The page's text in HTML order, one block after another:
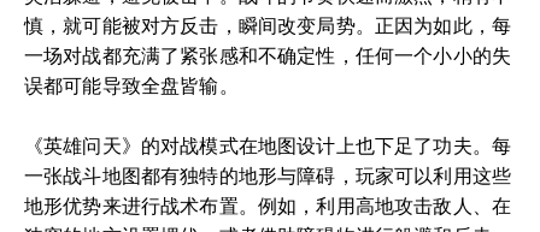
慎，就可能被对方反击，瞬间改变局势。正因为如此，每
一场对战都充满了紧张感和不确定性，任何一个小小的失
误都可能导致全盘皆输。
《英雄问天》的对战模式在地图设计上也下足了功夫。每
一张战斗地图都有独特的地形与障碍，玩家可以利用这些
地形优势来进行战术布置。例如，利用高地攻击敌人、在